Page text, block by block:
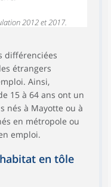
2012 et 2017.
différenciées
étrangers
Ainsi,
15 à 64 ans ont un
nés à Mayotte ou à
en métropole ou
emploi.
en tôle